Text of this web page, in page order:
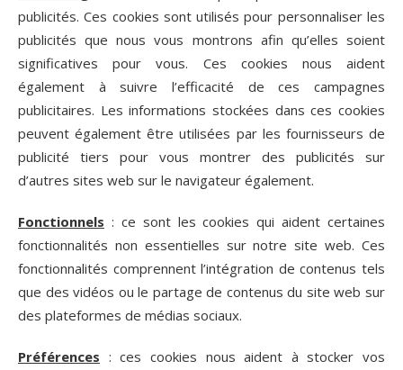
publicités. Ces cookies sont utilisés pour personnaliser les
publicités que nous vous montrons afin qu’elles soient
significatives pour vous. Ces cookies nous aident
également à suivre l’efficacité de ces campagnes
publicitaires. Les informations stockées dans ces cookies
peuvent également être utilisées par les fournisseurs de
publicité tiers pour vous montrer des publicités sur
d’autres sites web sur le navigateur également.
Fonctionnels : ce sont les cookies qui aident certaines
fonctionnalités non essentielles sur notre site web. Ces
fonctionnalités comprennent l’intégration de contenus tels
que des vidéos ou le partage de contenus du site web sur
des plateformes de médias sociaux.
Préférences : ces cookies nous aident à stocker vos